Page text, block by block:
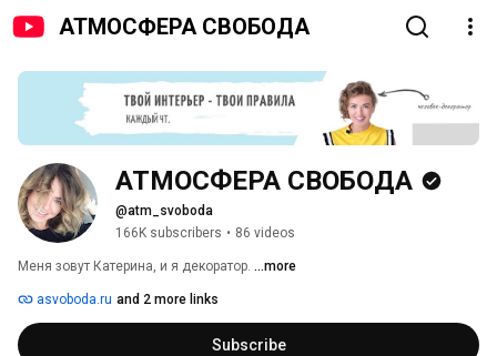
АТМОСФЕРА СВОБОДА
АТМОСФЕРА СВОБОДА
@atm_svoboda
166K subscribers • 86 videos
Меня зовут Катерина, и я декоратор. ...more
asvoboda.ru and 2 more links
Subscribe